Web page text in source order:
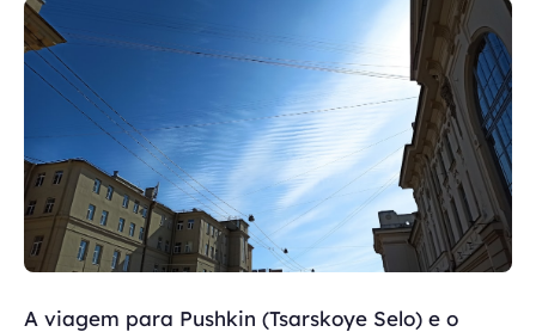
A viagem para Pushkin (Tsarskoye Selo) e o